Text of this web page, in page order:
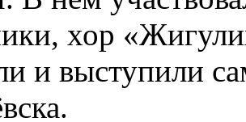
хор
и выступили